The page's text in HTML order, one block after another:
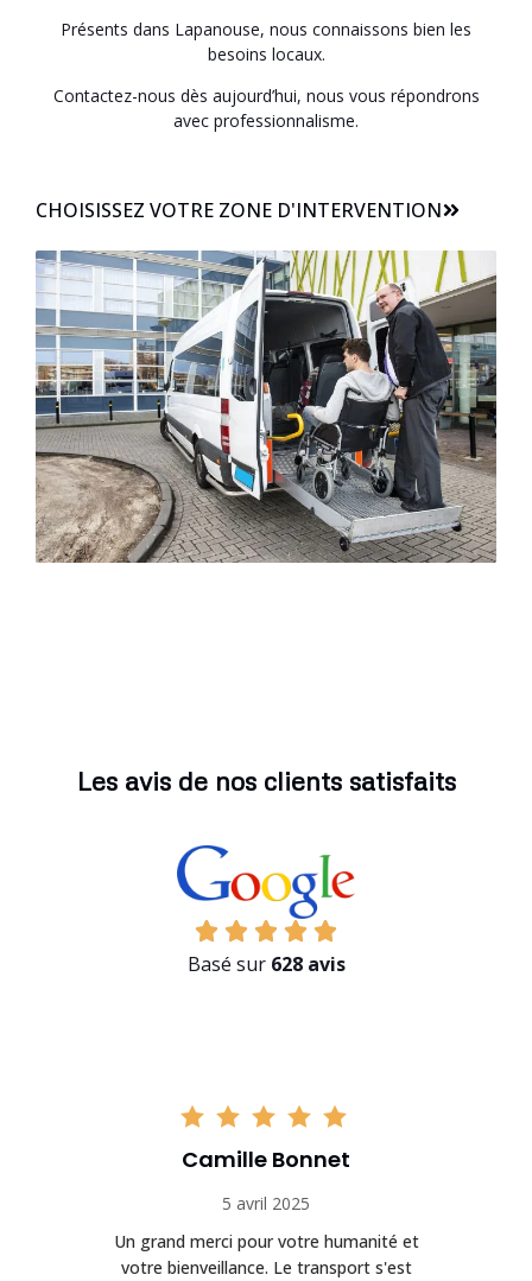
Présents dans Lapanouse, nous connaissons bien les
besoins locaux.
Contactez-nous dès aujourd’hui, nous vous répondrons
avec professionnalisme.
CHOISISSEZ VOTRE ZONE D'INTERVENTION
Les avis de nos clients satisfaits
Basé sur 628 avis
Camille Bonnet
5 avril 2025
Un grand merci pour votre humanité et
votre bienveillance. Le transport s'est